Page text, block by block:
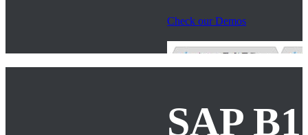
Check our Demos
SAP